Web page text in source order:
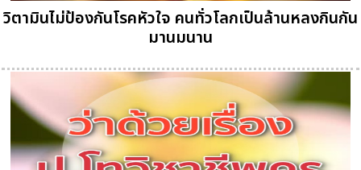
วิตามินไม่ป้องกันโรคหัวใจ คนทั่วโลกเป็นล้านหลงกินกัน
มานมนาน